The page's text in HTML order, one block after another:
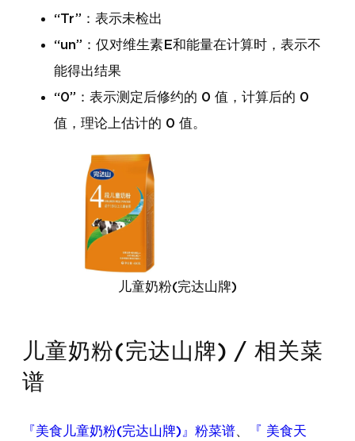
“Tr”：表示未检出
“un”：仅对维生素E和能量在计算时，表示不
能得出结果
“0”：表示测定后修约的 0 值，计算后的 0
值，理论上估计的 0 值。
儿童奶粉(完达山牌)
儿童奶粉(完达山牌) / 相关菜
谱
『美食儿童奶粉(完达山牌)』粉菜谱、
『 美食天